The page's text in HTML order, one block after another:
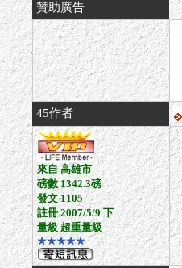
贊助廣告
45作者
來自 高雄市
磅數 1342.3磅
發文 1105
註冊 2007/5/9 下
量級 超重量級
★★★★★